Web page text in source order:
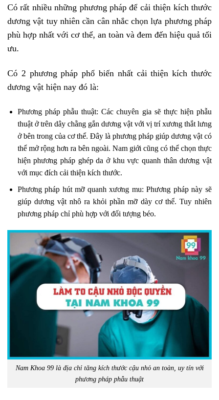
Có rất nhiều những phương pháp để cải thiện kích thước
dương vật tuy nhiên cần cân nhắc chọn lựa phương pháp
phù hợp nhất với cơ thể, an toàn và đem đến hiệu quả tối
ưu.
Có 2 phương pháp phổ biến nhất cải thiện kích thước
dương vật hiện nay đó là:
Phương pháp phẫu thuật: Các chuyên gia sẽ thực hiện phẫu
thuật ở trên dây chằng gắn dương vật với vị trí xương thắt lưng
ở bên trong của cơ thể. Đây là phương pháp giúp dương vật có
thể mở rộng hơn ra bên ngoài. Nam giới cũng có thể chọn thực
hiện phương pháp ghép da ở khu vực quanh thân dương vật
với mục đích cải thiện kích thước.
Phương pháp hút mỡ quanh xương mu: Phương pháp này sẽ
giúp dương vật nhô ra khỏi phần mỡ dày cơ thể. Tuy nhiên
phương pháp chỉ phù hợp với đối tượng béo.
Nam Khoa 99 là địa chỉ tăng kích thước cậu nhỏ an toàn, uy tín với
phương pháp phẫu thuật